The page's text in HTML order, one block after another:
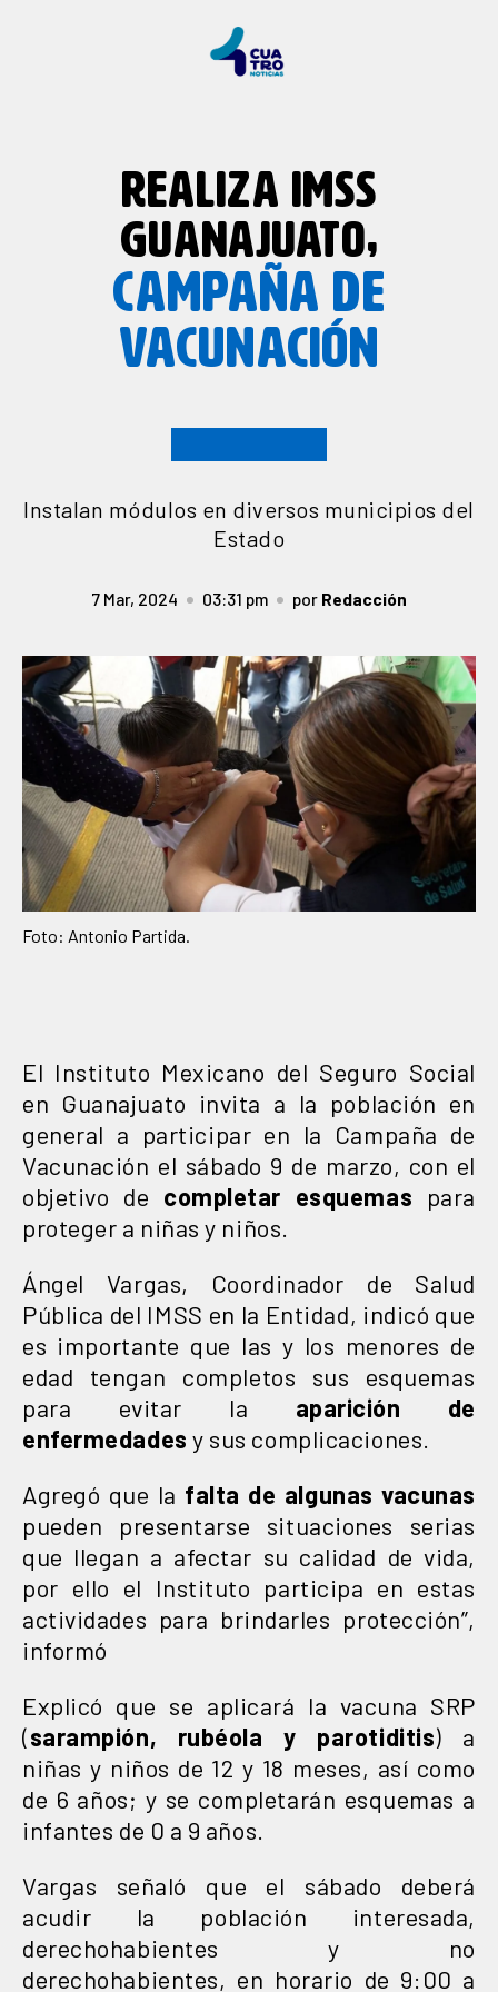
REALIZA IMSS
GUANAJUATO,
CAMPAÑA DE
VACUNACIÓN
Instalan módulos en diversos municipios del
Estado
7 Mar, 2024 03:31 pm por Redacción
Foto: Antonio Partida.
El Instituto Mexicano del Seguro Social
en Guanajuato invita a la población en
general a participar en la Campaña de
Vacunación el sábado 9 de marzo, con el
objetivo de completar esquemas para
proteger a niñas y niños.
Ángel Vargas, Coordinador de Salud
Pública del IMSS en la Entidad, indicó que
es importante que las y los menores de
edad tengan completos sus esquemas
para evitar la aparición de
enfermedades y sus complicaciones.
Agregó que la falta de algunas vacunas
pueden presentarse situaciones serias
que llegan a afectar su calidad de vida,
por ello el Instituto participa en estas
actividades para brindarles protección”,
informó
Explicó que se aplicará la vacuna SRP
(sarampión, rubéola y parotiditis) a
niñas y niños de 12 y 18 meses, así como
de 6 años; y se completarán esquemas a
infantes de 0 a 9 años.
Vargas señaló que el sábado deberá
acudir la población interesada,
derechohabientes y no
derechohabientes, en horario de 9:00 a